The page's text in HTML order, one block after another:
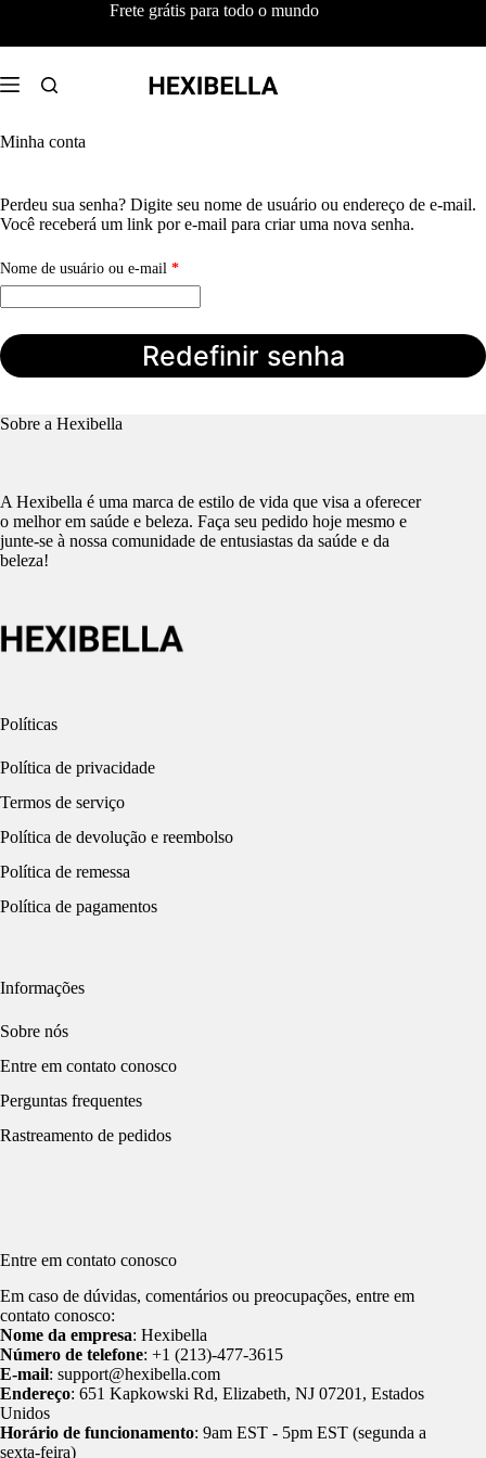
o
Frete grátis para todo o mundo
Minha conta
Perdeu sua senha? Digite seu nome de usuário ou endereço de e-mail.
Você receberá um link por e-mail para criar uma nova senha.
Nome de usuário ou e-mail *Obrigatório
Redefinir senha
Sobre a Hexibella
A Hexibella é uma marca de estilo de vida que visa a oferecer
o melhor em saúde e beleza. Faça seu pedido hoje mesmo e
junte-se à nossa comunidade de entusiastas da saúde e da
beleza!
Políticas
Política de privacidade
Termos de serviço
Política de devolução e reembolso
Política de remessa
Política de pagamentos
Informações
Sobre nós
Entre em contato conosco
Perguntas frequentes
Rastreamento de pedidos
Entre em contato conosco
Em caso de dúvidas, comentários ou preocupações, entre em
contato conosco:
Nome da empresa: Hexibella
Número de telefone: +1 (213)-477-3615
E-mail: support@hexibella.com
Endereço: 651 Kapkowski Rd, Elizabeth, NJ 07201, Estados
Unidos
Horário de funcionamento: 9am EST - 5pm EST (segunda a
sexta-feira)